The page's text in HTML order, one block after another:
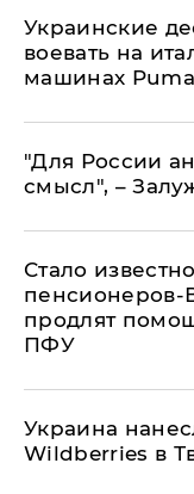
Украинские
воевать на
машинах Puma
"Для России
смысл", –
Стало
пенсионеров-
продлят
ПФУ
Украина
Wildberries в